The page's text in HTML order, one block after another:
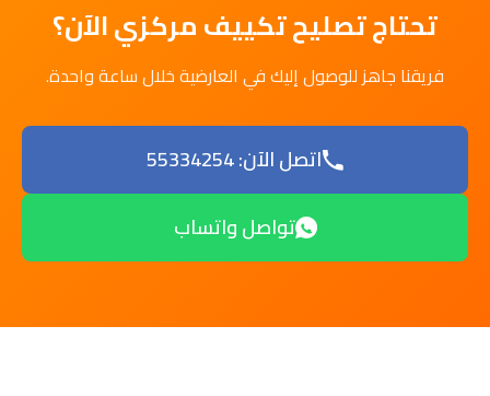
تحتاج تصليح تكييف مركزي الآن؟
فريقنا جاهز للوصول إليك في العارضية خلال ساعة واحدة.
اتصل الآن: 55334254
تواصل واتساب